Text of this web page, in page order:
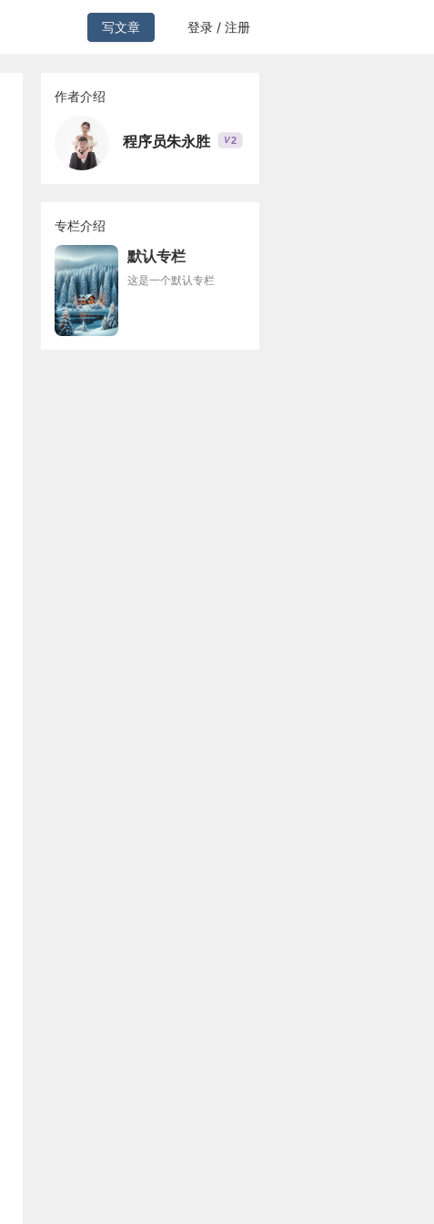
写文章 登录 / 注册
作者介绍
程序员朱永胜 V2
专栏介绍
默认专栏
这是一个默认专栏